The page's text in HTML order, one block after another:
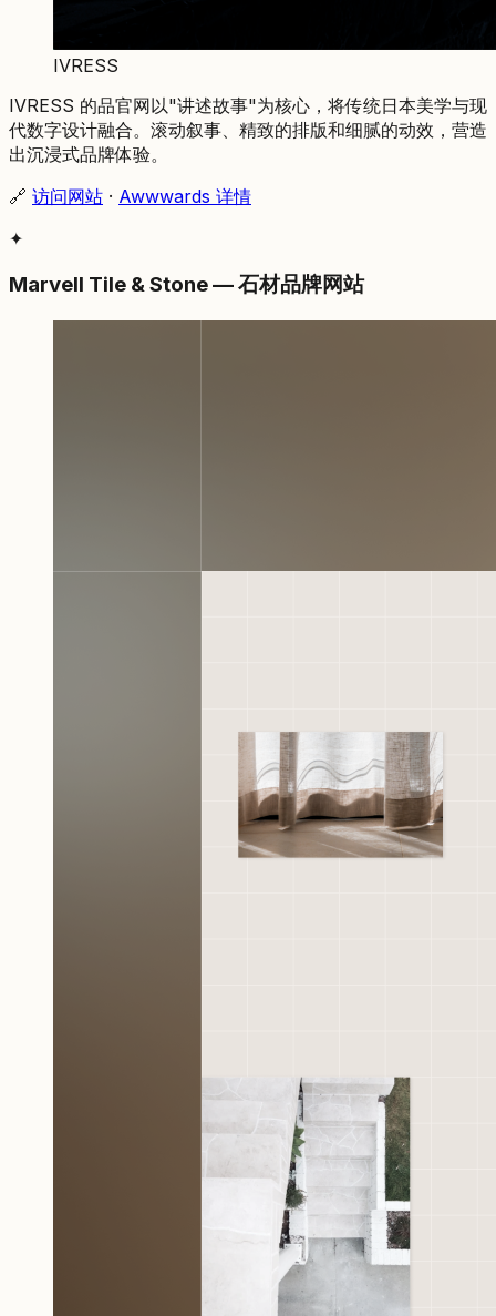
IVRESS
IVRESS 的品官网以"讲述故事"为核心，将传统日本美学与现
代数字设计融合。滚动叙事、精致的排版和细腻的动效，营造
出沉浸式品牌体验。
🔗 访问网站 · Awwwards 详情
✦
Marvell Tile & Stone — 石材品牌网站